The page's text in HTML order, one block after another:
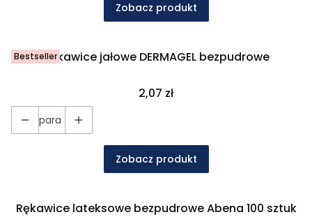
Zobacz produkt
BestsellerRękawice jałowe DERMAGEL bezpudrowe
Cena
2,07 zł
para
Zobacz produkt
Rękawice lateksowe bezpudrowe Abena 100 sztuk